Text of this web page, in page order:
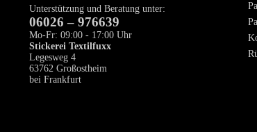
Unterstützung und Beratung unter:
06026 – 976639
Mo-Fr: 09:00 - 17:00 Uhr
Stickerei Textilfuxx
Legesweg 4
63762 Großostheim
bei Frankfurt